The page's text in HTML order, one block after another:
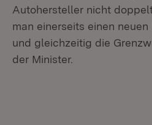
Autohersteller nicht
man einerseits einen
und gleichzeitig die
der Minister.